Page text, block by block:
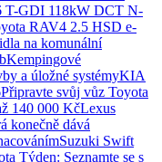
T-GDI 118kW DCT N-
RAV4 2.5 HSD e-
na komunální
Kempingové
a úložné systémyKIA
Připravte svůj vůz Toyota
140 000 KčLexus
konečně dává
Suzuki Swift
Týden: Seznamte se s